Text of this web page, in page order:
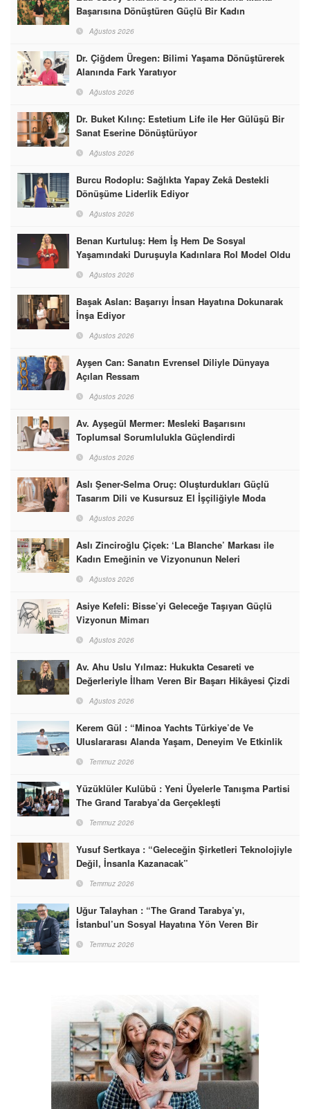
Başarısına Dönüştüren Güçlü Bir Kadın
Ağustos 2026
Dr. Çiğdem Üregen: Bilimi Yaşama Dönüştürerek
Alanında Fark Yaratıyor
Ağustos 2026
Dr. Buket Kılınç: Estetium Life ile Her Gülüşü Bir
Sanat Eserine Dönüştürüyor
Ağustos 2026
Burcu Rodoplu: Sağlıkta Yapay Zekâ Destekli
Dönüşüme Liderlik Ediyor
Ağustos 2026
Benan Kurtuluş: Hem İş Hem De Sosyal
Yaşamındaki Duruşuyla Kadınlara Rol Model Oldu
Ağustos 2026
Başak Aslan: Başarıyı İnsan Hayatına Dokunarak
İnşa Ediyor
Ağustos 2026
Ayşen Can: Sanatın Evrensel Diliyle Dünyaya
Açılan Ressam
Ağustos 2026
Av. Ayşegül Mermer: Mesleki Başarısını
Toplumsal Sorumlulukla Güçlendirdi
Ağustos 2026
Aslı Şener-Selma Oruç: Oluşturdukları Güçlü
Tasarım Dili ve Kusursuz El İşçiliğiyle Moda
Dünyasına İmzalarını Attılar
Ağustos 2026
Aslı Zinciroğlu Çiçek: ‘La Blanche’ Markası ile
Kadın Emeğinin ve Vizyonunun Neleri
Başarabileceğinin En Güzel Örneğini Sunuyor
Ağustos 2026
Asiye Kefeli: Bisse’yi Geleceğe Taşıyan Güçlü
Vizyonun Mimarı
Ağustos 2026
Av. Ahu Uslu Yılmaz: Hukukta Cesareti ve
Değerleriyle İlham Veren Bir Başarı Hikâyesi Çizdi
Ağustos 2026
Kerem Gül : “Minoa Yachts Türkiye’de Ve
Uluslararası Alanda Yaşam, Deneyim Ve Etkinlik
Markası Olacak”
Temmuz 2026
Yüzüklüler Kulübü : Yeni Üyelerle Tanışma Partisi
The Grand Tarabya’da Gerçekleşti
Temmuz 2026
Yusuf Sertkaya : “Geleceğin Şirketleri Teknolojiyle
Değil, İnsanla Kazanacak”
Temmuz 2026
Uğur Talayhan : “The Grand Tarabya’yı,
İstanbul’un Sosyal Hayatına Yön Veren Bir
Destinasyon Haline Getirmeyi Hedefliyorum”
Temmuz 2026